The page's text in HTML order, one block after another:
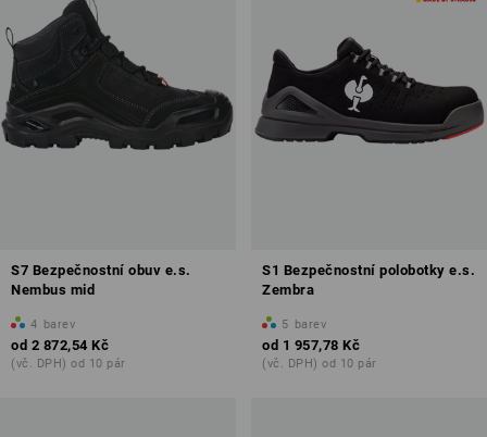
S7 Bezpečnostní obuv e.s.
Nembus mid
4 barev
od 2 872,54 Kč
(vč. DPH) od 10 pár
S1 Bezpečnostní polobotky e.s.
Zembra
5 barev
od 1 957,78 Kč
(vč. DPH) od 10 pár